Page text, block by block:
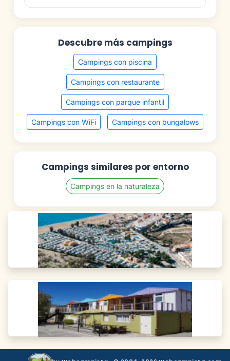
Descubre más campings
Campings con piscina
Campings con restaurante
Campings con parque infantil
Campings con WiFi Campings con bungalows
Campings similares por entorno
Campings en la naturaleza